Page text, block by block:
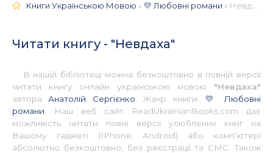
Книги Українською Мовою »💛 Любовні романи » Невдаха 📚 - Українською
Читати книгу - "Невдаха"
В нашій бібліотеці можна безкоштовно в повній версії
читати книгу онлайн українською мовою "Невдаха"
автораАнатолій Сергієнко . Жанр книги:💛 Любовні
романи . Наш веб сайт ReadUkrainianBooks.com дає
можливість читати повні версії улюблених книг на
Вашому гаджеті (IPhone, Android) або комп’ютері
абсолютно безкоштовно, без реєстрації та СМС. Також